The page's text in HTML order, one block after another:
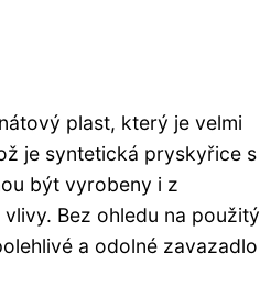
plast, který je velmi
je syntetická pryskyřice s
být vyrobeny i z
Bez ohledu na použitý
a odolné zavazadlo